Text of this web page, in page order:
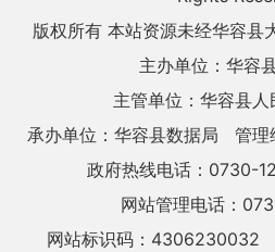
版权所有 本站资源未经华容县
主办单位：华容
主管单位：华容县
承办单位：华容县数据局
管理
政府热线电话：0730-
网站管理电话：
网站标识码：4306230032